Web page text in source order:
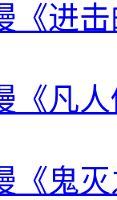
《进
《凡
《鬼